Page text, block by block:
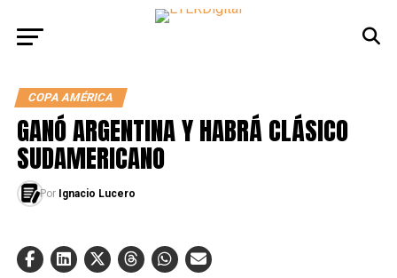
COPA AMÉRICA
GANÓ ARGENTINA Y HABRÁ CLÁSICO
SUDAMERICANO
Por Ignacio Lucero